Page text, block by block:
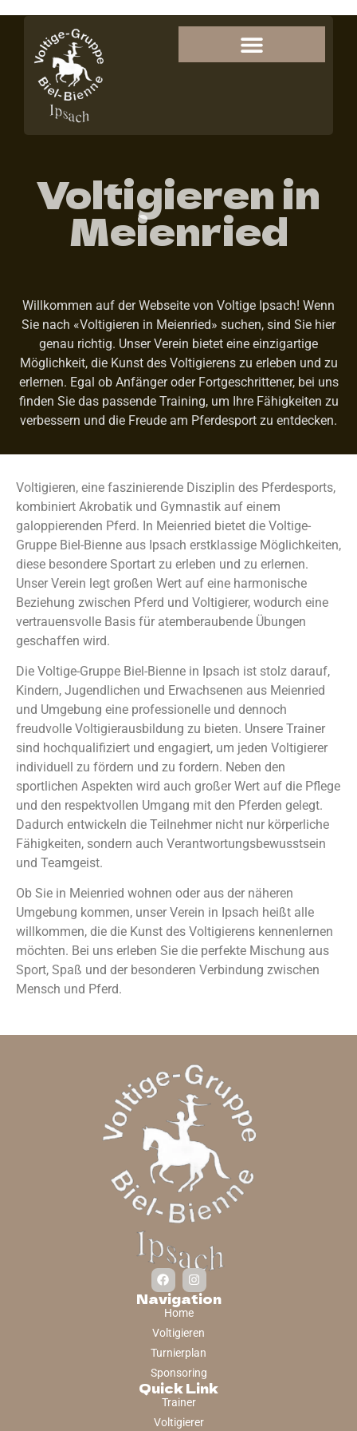
Voltigieren in
Meienried
Willkommen auf der Webseite von Voltige Ipsach! Wenn
Sie nach «Voltigieren in Meienried» suchen, sind Sie hier
genau richtig. Unser Verein bietet eine einzigartige
Möglichkeit, die Kunst des Voltigierens zu erleben und zu
erlernen. Egal ob Anfänger oder Fortgeschrittener, bei uns
finden Sie das passende Training, um Ihre Fähigkeiten zu
verbessern und die Freude am Pferdesport zu entdecken.
Voltigieren, eine faszinierende Disziplin des Pferdesports,
kombiniert Akrobatik und Gymnastik auf einem
galoppierenden Pferd. In Meienried bietet die Voltige-
Gruppe Biel-Bienne aus Ipsach erstklassige Möglichkeiten,
diese besondere Sportart zu erleben und zu erlernen.
Unser Verein legt großen Wert auf eine harmonische
Beziehung zwischen Pferd und Voltigierer, wodurch eine
vertrauensvolle Basis für atemberaubende Übungen
geschaffen wird.
Die Voltige-Gruppe Biel-Bienne in Ipsach ist stolz darauf,
Kindern, Jugendlichen und Erwachsenen aus Meienried
und Umgebung eine professionelle und dennoch
freudvolle Voltigierausbildung zu bieten. Unsere Trainer
sind hochqualifiziert und engagiert, um jeden Voltigierer
individuell zu fördern und zu fordern. Neben den
sportlichen Aspekten wird auch großer Wert auf die Pflege
und den respektvollen Umgang mit den Pferden gelegt.
Dadurch entwickeln die Teilnehmer nicht nur körperliche
Fähigkeiten, sondern auch Verantwortungsbewusstsein
und Teamgeist.
Ob Sie in Meienried wohnen oder aus der näheren
Umgebung kommen, unser Verein in Ipsach heißt alle
willkommen, die die Kunst des Voltigierens kennenlernen
möchten. Bei uns erleben Sie die perfekte Mischung aus
Sport, Spaß und der besonderen Verbindung zwischen
Mensch und Pferd.
Navigation
Home
Voltigieren
Turnierplan
Sponsoring
Quick Link
Trainer
Voltigierer